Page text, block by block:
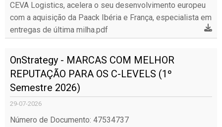
CEVA Logistics, acelera o seu desenvolvimento europeu
com a aquisição da Paack Ibéria e França, especialista em
entregas de última milha.pdf
OnStrategy - MARCAS COM MELHOR
REPUTAÇÃO PARA OS C-LEVELS (1º
Semestre 2026)
29-07-2026
Número de Documento: 47534737